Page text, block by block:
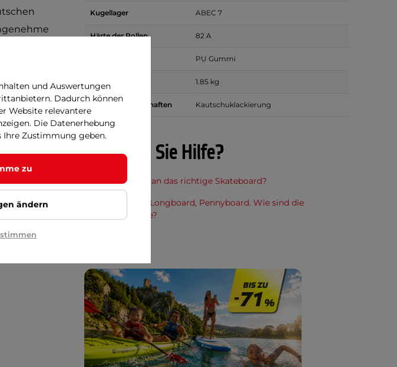
kann
des
die
Knirps
Kugellager ABEC 7
Härte der Rollen 82 A
PU Gummi
1.85 kg
Speciale Eigenschaften Kautschuklackierung
Brauchen Sie Hilfe?
Wie wählt man das richtige Skateboard?
Skateboard, Longboard, Pennyboard. Wie sind die
Unterschiede?
und Auswertungen
Dadurch können
Website relevantere
Die Datenerhebung
Zustimmung geben.
zu
ändern